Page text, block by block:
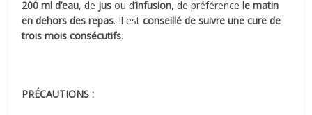
200 ml d’eau, de jus ou d’infusion, de préférencele matin
en dehors des repas. Il estconseillé de suivreune cure de
trois mois consécutifs.
PRÉCAUTIONS :